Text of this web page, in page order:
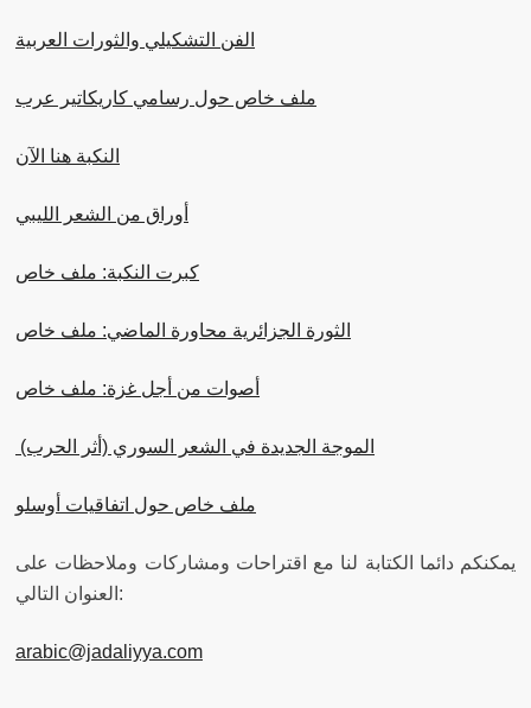
الفن التشكيلي والثورات العربية
ملف خاص حول رسامي كاريكاتير عرب
النكبة هنا الآن
أوراق من الشعر الليبي
كبرت النكبة: ملف خاص
الثورة الجزائرية محاورة الماضي: ملف خاص
أصوات من أجل غزة: ملف خاص
الموجة الجديدة في الشعر السوري (أثر الحرب)
ملف خاص حول اتفاقيات أوسلو
يمكنكم دائما الكتابة لنا مع اقتراحات ومشاركات وملاحظات على
العنوان التالي:
arabic@jadaliyya.com